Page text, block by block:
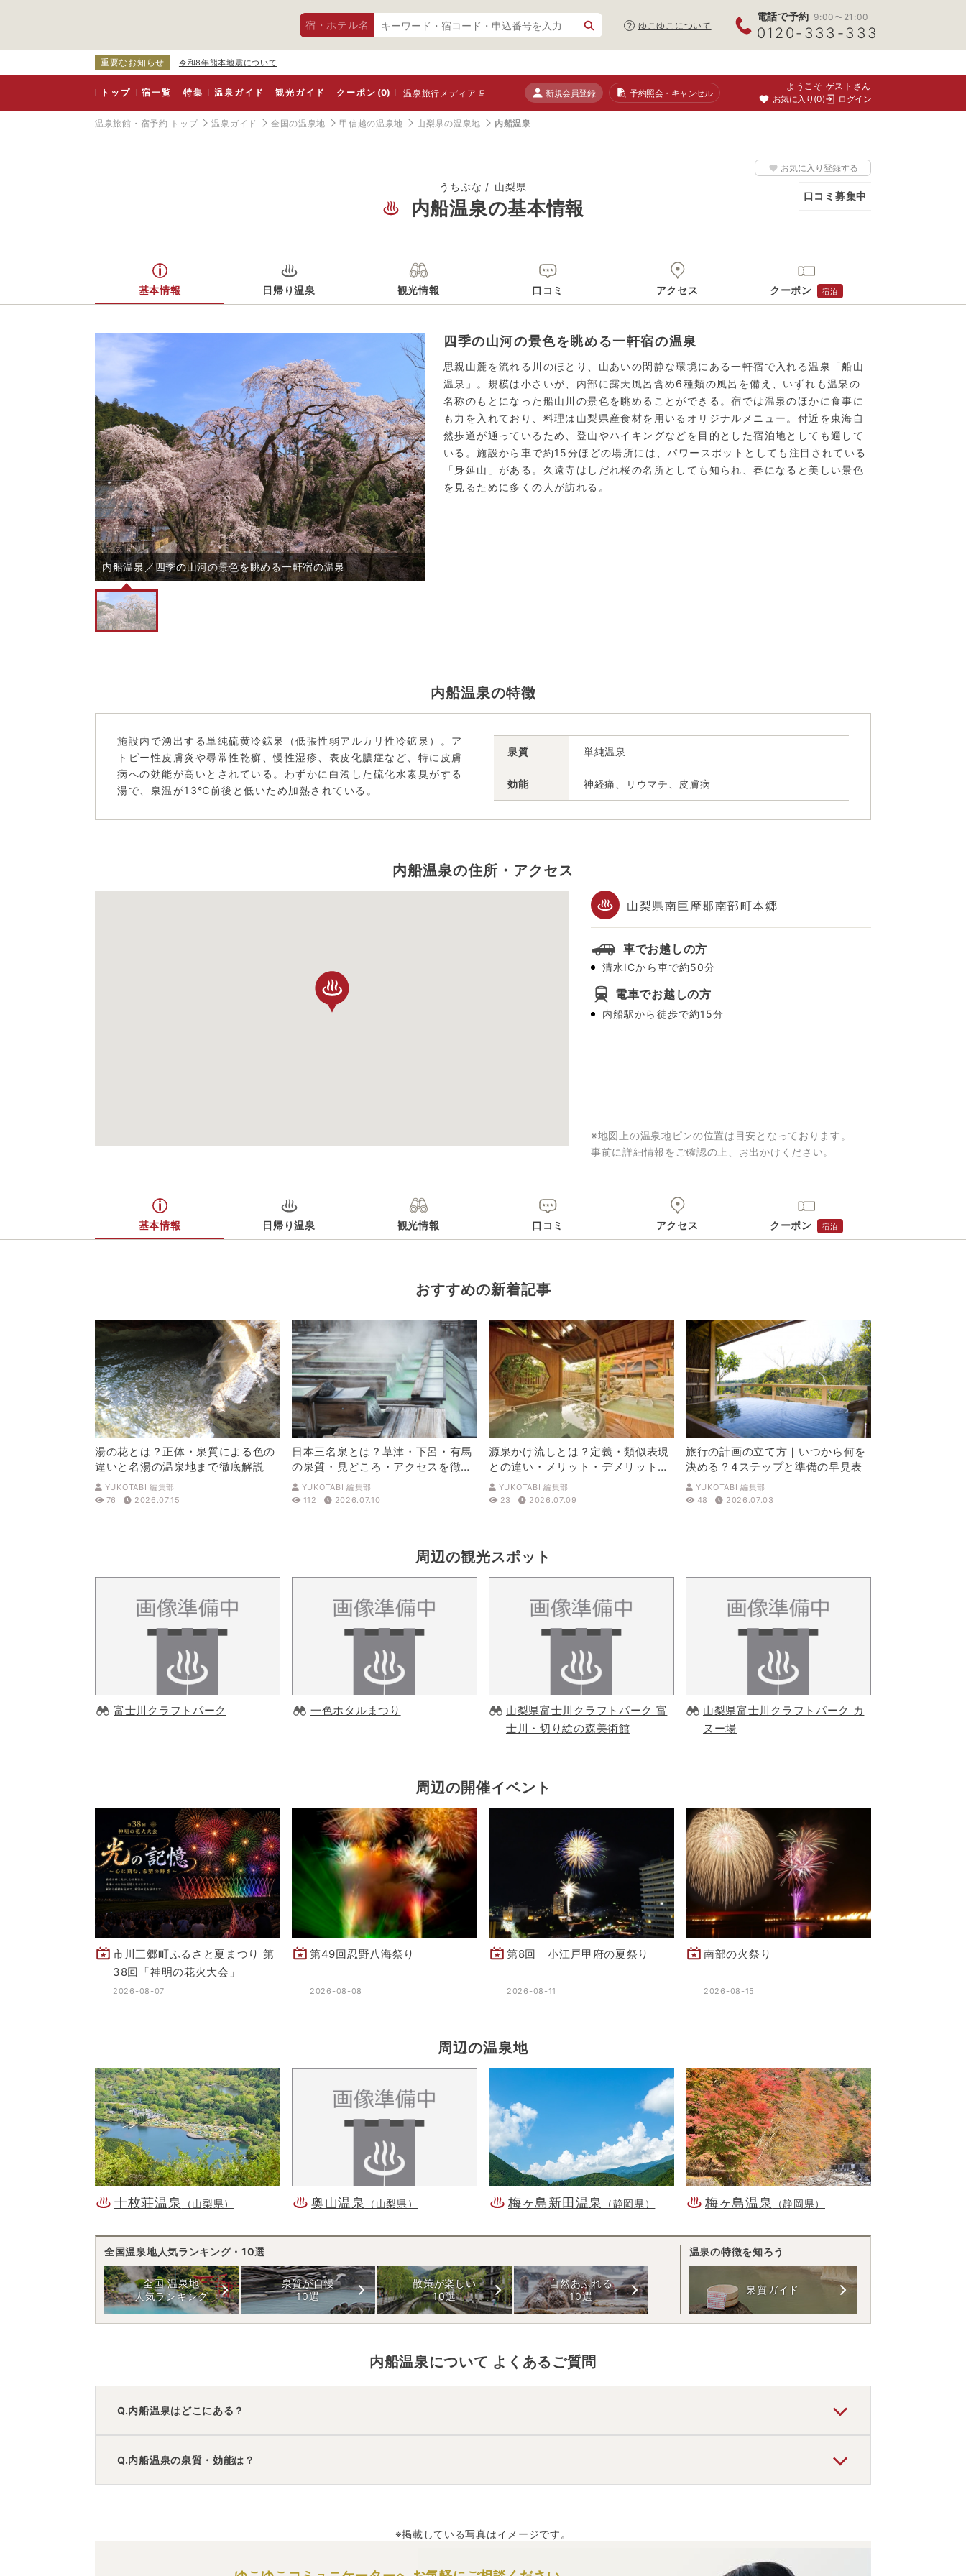
宿・ホテル名 ゆこゆこについて
電話で予約 9:00〜21:00
0120-333-333
重要なお知らせ 令和8年熊本地震について
トップ 宿一覧 特集 温泉ガイド 観光ガイド クーポン(0) 温泉旅行メディア 新規会員登録 予約照会・キャンセル
ようこそ ゲストさん
お気に入り 0 ログイン
温泉旅館・宿予約 トップ 温泉ガイド 全国の温泉地 甲信越の温泉地 山梨県の温泉地 内船温泉
うちぶな 山梨県
内船温泉の基本情報
お気に入り登録する
口コミ募集中
基本情報 日帰り温泉 観光情報 口コミ アクセス クーポン 宿泊
内船温泉／四季の山河の景色を眺める一軒宿の温泉
四季の山河の景色を眺める一軒宿の温泉
思親山麓を流れる川のほとり、山あいの閑静な環境にある一軒宿で入れる温泉「船山
温泉」。規模は小さいが、内部に露天風呂含め6種類の風呂を備え、いずれも温泉の
名称のもとになった船山川の景色を眺めることができる。宿では温泉のほかに食事に
も力を入れており、料理は山梨県産食材を用いるオリジナルメニュー。付近を東海自
然歩道が通っているため、登山やハイキングなどを目的とした宿泊地としても適して
いる。施設から車で約15分ほどの場所には、パワースポットとしても注目されている
「身延山」がある。久遠寺はしだれ桜の名所としても知られ、春になると美しい景色
を見るために多くの人が訪れる。
内船温泉の特徴
施設内で湧出する単純硫黄冷鉱泉（低張性弱アルカリ性冷鉱泉）。ア
トピー性皮膚炎や尋常性乾癬、慢性湿疹、表皮化膿症など、特に皮膚
病への効能が高いとされている。わずかに白濁した硫化水素臭がする
湯で、泉温が13℃前後と低いため加熱されている。
泉質 単純温泉
効能 神経痛、リウマチ、皮膚病
内船温泉の住所・アクセス
山梨県南巨摩郡南部町本郷
車でお越しの方
清水ICから車で約50分
電車でお越しの方
内船駅から徒歩で約15分
※地図上の温泉地ピンの位置は目安となっております。
事前に詳細情報をご確認の上、お出かけください。
基本情報 日帰り温泉 観光情報 口コミ アクセス クーポン 宿泊
おすすめの新着記事
湯の花とは？正体・泉質による色の
違いと名湯の温泉地まで徹底解説
YUKOTABI 編集部
76
2026.07.15
日本三名泉とは？草津・下呂・有馬
の泉質・見どころ・アクセスを徹底
解説
YUKOTABI 編集部
112
2026.07.10
源泉かけ流しとは？定義・類似表現
との違い・メリット・デメリットを
解説
YUKOTABI 編集部
23
2026.07.09
旅行の計画の立て方｜いつから何を
決める？4ステップと準備の早見表
YUKOTABI 編集部
48
2026.07.03
周辺の観光スポット
富士川クラフトパーク 一色ホタルまつり
山梨県富士川クラフトパーク 富
士川・切り絵の森美術館
山梨県富士川クラフトパーク カ
ヌー場
周辺の開催イベント
市川三郷町ふるさと夏まつり 第
38回「神明の花火大会」
2026-08-07
第49回忍野八海祭り
2026-08-08
第8回 小江戸甲府の夏祭り
2026-08-11
南部の火祭り
2026-08-15
周辺の温泉地
十枚荘温泉 （山梨県） 奥山温泉 （山梨県） 梅ヶ島新田温泉 （静岡県） 梅ヶ島温泉 （静岡県）
全国温泉地人気ランキング・10選
全国 温泉地
人気ランキング
泉質が自慢
10選
散策が楽しい
10選
自然あふれる
10選
温泉の特徴を知ろう
泉質ガイド
内船温泉について よくあるご質問
Q.内船温泉はどこにある？
A. 内船温泉 は、山梨県南巨摩郡南部町本郷
車でお越しの方は、清水ICから車で約50分。
Q.内船温泉の泉質・効能は？
※掲載している写真はイメージです。